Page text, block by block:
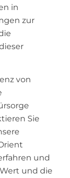
in
zur
von
Sie
und
und die